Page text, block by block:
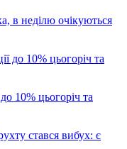
в неділю очікуються
10% цьогоріч та